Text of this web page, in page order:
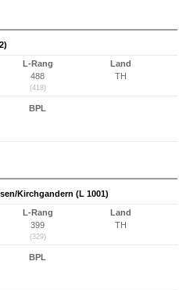
L-Rang
488
(418)
Land
TH
BPL
Kirchgandern (L 1001)
L-Rang
399
(329)
Land
TH
BPL